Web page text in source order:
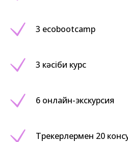
3 ecobootcamp
3 кәсіби курс
6 онлайн-экскурсия
Трекерлермен 20